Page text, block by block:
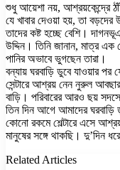
শুধু আয়েশা নয়, আশ্রয়কেন্দ্রে
যে খাবার দেওয়া হয়, তা
তাদের কষ্ট হচ্ছে বেশি।
উদ্দিন। তিনি জানান, মাত্র
পানির অভাবে ভুগছেন তারা।
বন্যায় ঘরবাড়ি ডুবে যাওয়ার পর
সেন্টারে আশ্রয় নেন নুরুল
বাড়ি। পরিবারের আরও ছয়
তিন দিন আগে আমাদের ঘরবাড়ি
কোনো রকমে শেল্টারে এসে
মানুষের সঙ্গে থাকছি। দু’দিন
Related Articles